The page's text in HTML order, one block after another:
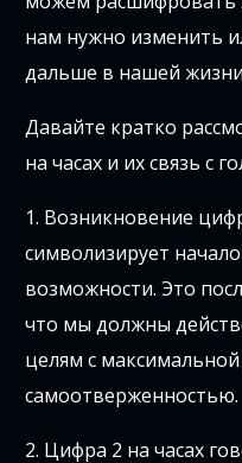
нам нужно изменить
дальше в нашей
Давайте кратко
на часах и их связь с
1. Возникновение
символизирует
возможности. Это
что мы должны
целям с
самоотверженностью.
2. Цифра 2 на часах